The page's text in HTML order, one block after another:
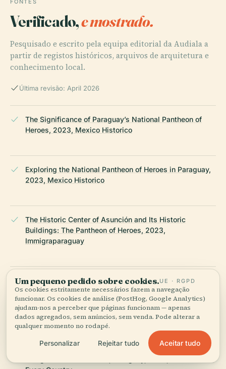
FONTES
Verificado,e mostrado.
Pesquisado e escrito pela equipa editorial da Audiala a
partir de registos históricos, arquivos de arquitetura e
conhecimento local.
Última revisão: April 2026
The Significance of Paraguay’s National Pantheon of
Heroes, 2023, Mexico Historico
Exploring the National Pantheon of Heroes in Paraguay,
2023, Mexico Historico
The Historic Center of Asunción and Its Historic
Buildings: The Pantheon of Heroes, 2023,
Immigraparaguay
National Pantheon of Heroes, 2024, Everaoh
National Pantheon of the Heroes, 2024, Evendo
Um pequeno pedido sobre cookies.UE · RGPD
Os cookies estritamente necessários fazem a navegação
funcionar. Os cookies de análise (PostHog, Google Analytics)
ajudam-nos a perceber que páginas funcionam — apenas
dados agregados, sem anúncios, sem venda. Pode alterar a
qualquer momento no rodapé.
Personalizar Rejeitar tudo Aceitar tudo